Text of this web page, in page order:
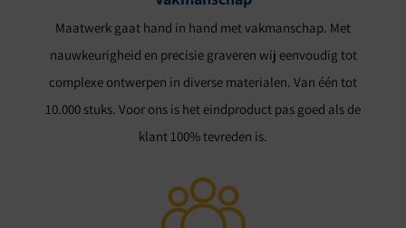
Maatwerk gaat hand in hand met vakmanschap. Met
nauwkeurigheid en precisie graveren wij eenvoudig tot
complexe ontwerpen in diverse materialen. Van één tot
10.000 stuks. Voor ons is het eindproduct pas goed als de
klant 100% tevreden is.